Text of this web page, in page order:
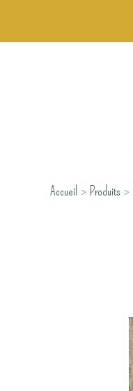
Accueil Produits